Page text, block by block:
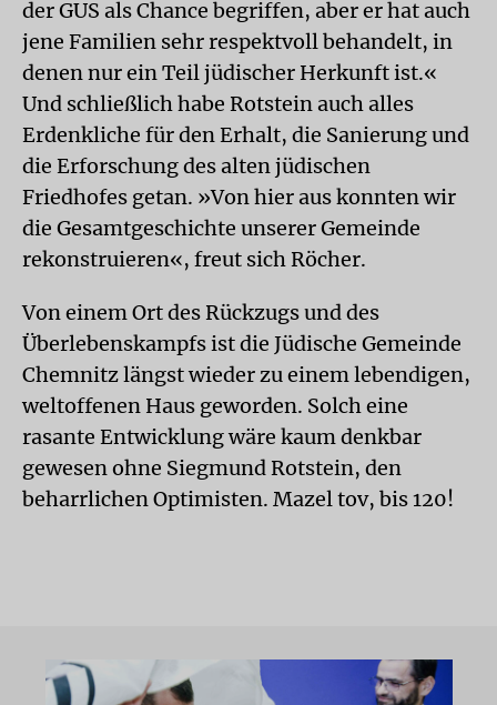
der GUS als Chance begriffen, aber er hat auch
jene Familien sehr respektvoll behandelt, in
denen nur ein Teil jüdischer Herkunft ist.«
Und schließlich habe Rotstein auch alles
Erdenkliche für den Erhalt, die Sanierung und
die Erforschung des alten jüdischen
Friedhofes getan. »Von hier aus konnten wir
die Gesamtgeschichte unserer Gemeinde
rekonstruieren«, freut sich Röcher.
Von einem Ort des Rückzugs und des
Überlebenskampfs ist die Jüdische Gemeinde
Chemnitz längst wieder zu einem lebendigen,
weltoffenen Haus geworden. Solch eine
rasante Entwicklung wäre kaum denkbar
gewesen ohne Siegmund Rotstein, den
beharrlichen Optimisten. Mazel tov, bis 120!